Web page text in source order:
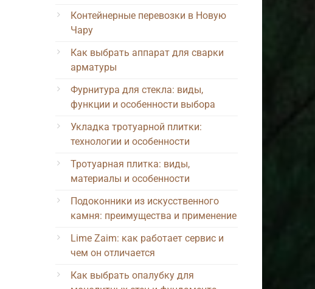
Контейнерные перевозки в Новую
Чару
Как выбрать аппарат для сварки
арматуры
Фурнитура для стекла: виды,
функции и особенности выбора
Укладка тротуарной плитки:
технологии и особенности
Тротуарная плитка: виды,
материалы и особенности
Подоконники из искусственного
камня: преимущества и применение
Lime Zaim: как работает сервис и
чем он отличается
Как выбрать опалубку для